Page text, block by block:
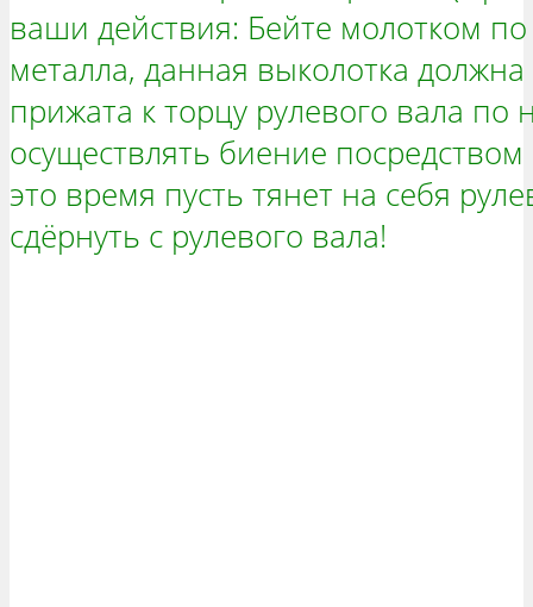
ваши действия: Бейте молотком
металла, данная выколотка
прижата к торцу рулевого вала по
осуществлять биение
это время пусть тянет на себя
сдёрнуть с рулевого вала!